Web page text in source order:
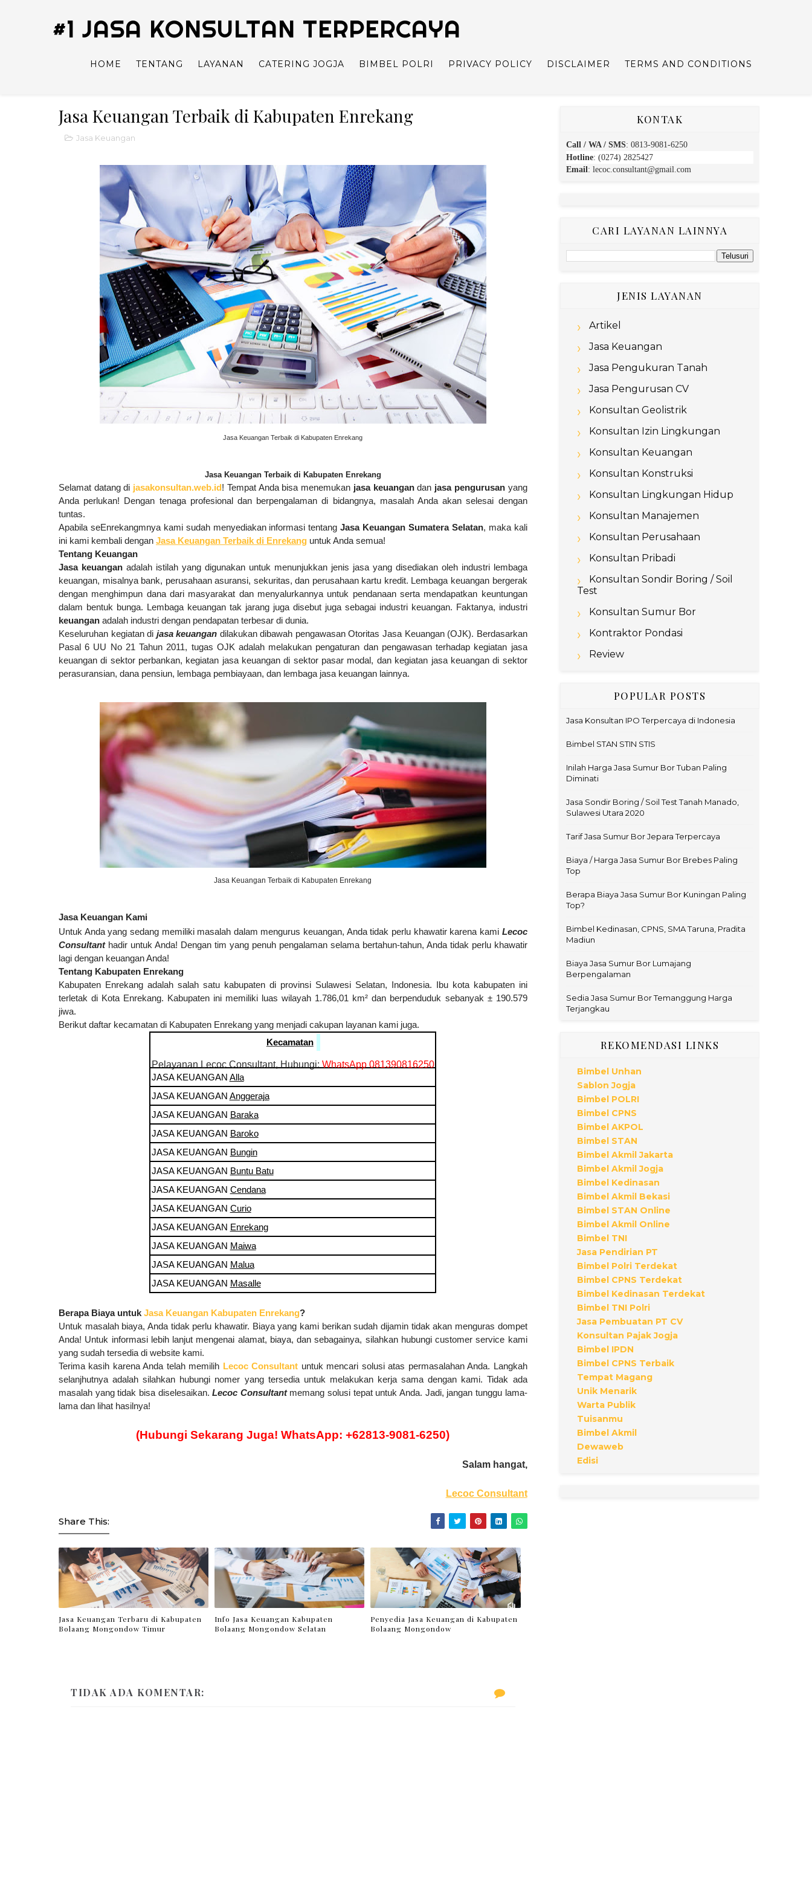
#1 JASA KONSULTAN TERPERCAYA
HOME TENTANG LAYANAN CATERING JOGJA BIMBEL POLRI PRIVACY POLICY DISCLAIMER TERMS AND CONDITIONS
Jasa Keuangan Terbaik di Kabupaten Enrekang
Jasa Keuangan
Jasa Keuangan Terbaik di Kabupaten Enrekang
Jasa Keuangan Terbaik di Kabupaten Enrekang
Selamat datang di jasakonsultan.web.id ! Tempat Anda bisa menemukan jasa keuangandan jasa pengurusanyang
Anda perlukan! Dengan tenaga profesional dan berpengalaman di bidangnya, masalah Anda akan selesai dengan
tuntas.
Apabila seEnrekangmnya kami sudah menyediakan informasi tentangJasa Keuangan Sumatera Selatan, maka kali
ini kami kembali dengan Jasa Keuangan Terbaik di Enrekang untuk Anda semua!
Tentang Keuangan
Jasa keuangan adalah istilah yang digunakan untuk menunjukkan jenis jasa yang disediakan oleh industri lembaga
keuangan, misalnya bank, perusahaan asuransi, sekuritas, dan perusahaan kartu kredit. Lembaga keuangan bergerak
dengan menghimpun dana dari masyarakat dan menyalurkannya untuk pendanaan serta mendapatkan keuntungan
dalam bentuk bunga. Lembaga keuangan tak jarang juga disebut juga sebagai industri keuangan. Faktanya, industri
keuangan adalah industri dengan pendapatan terbesar di dunia.
Keseluruhan kegiatan di jasa keuangan dilakukan dibawah pengawasan Otoritas Jasa Keuangan (OJK). Berdasarkan
Pasal 6 UU No 21 Tahun 2011, tugas OJK adalah melakukan pengaturan dan pengawasan terhadap kegiatan jasa
keuangan di sektor perbankan, kegiatan jasa keuangan di sektor pasar modal, dan kegiatan jasa keuangan di sektor
perasuransian, dana pensiun, lembaga pembiayaan, dan lembaga jasa keuangan lainnya.
Jasa Keuangan Terbaik di Kabupaten Enrekang
Jasa Keuangan Kami
Untuk Anda yang sedang memiliki masalah dalam mengurus keuangan, Anda tidak perlu khawatir karena kami Lecoc
Consultant hadir untuk Anda! Dengan tim yang penuh pengalaman selama bertahun-tahun, Anda tidak perlu khawatir
lagi dengan keuangan Anda!
Tentang Kabupaten Enrekang
Kabupaten Enrekang adalah salah satu kabupaten di provinsi Sulawesi Selatan, Indonesia. Ibu kota kabupaten ini
terletak di Kota Enrekang. Kabupaten ini memiliki luas wilayah 1.786,01 km² dan berpenduduk sebanyak ± 190.579
jiwa.
Berikut daftar kecamatan di Kabupaten Enrekang yang menjadi cakupan layanan kami juga.
Kecamatan
Pelayanan Lecoc Consultant, Hubungi: WhatsApp 081390816250
JASA KEUANGAN Alla
JASA KEUANGAN Anggeraja
JASA KEUANGAN Baraka
JASA KEUANGAN Baroko
JASA KEUANGAN Bungin
JASA KEUANGAN Buntu Batu
JASA KEUANGAN Cendana
JASA KEUANGAN Curio
JASA KEUANGAN Enrekang
JASA KEUANGAN Maiwa
JASA KEUANGAN Malua
JASA KEUANGAN Masalle
Berapa Biaya untuk Jasa Keuangan Kabupaten Enrekang?
Untuk masalah biaya, Anda tidak perlu khawatir. Biaya yang kami berikan sudah dijamin tidak akan menguras dompet
Anda! Untuk informasi lebih lanjut mengenai alamat, biaya, dan sebagainya, silahkan hubungi customer service kami
yang sudah tersedia di website kami.
Terima kasih karena Anda telah memilih Lecoc Consultant untuk mencari solusi atas permasalahan Anda. Langkah
selanjhutnya adalah silahkan hubungi nomer yang tersedia untuk melakukan kerja sama dengan kami. Tidak ada
masalah yang tidak bisa diselesaikan.Lecoc Consultantmemang solusi tepat untuk Anda. Jadi, jangan tunggu lama-
lama dan lihat hasilnya!
(Hubungi Sekarang Juga! WhatsApp: +62813-9081-6250)
Salam hangat,
Lecoc Consultant
Share This:
Jasa Keuangan Terbaru di Kabupaten
Bolaang Mongondow Timur
Info Jasa Keuangan Kabupaten
Bolaang Mongondow Selatan
Penyedia Jasa Keuangan di Kabupaten
Bolaang Mongondow
TIDAK ADA KOMENTAR:
KONTAK
Call / WA / SMS: 0813-9081-6250
Hotline: (0274) 2825427
Email: lecoc.consultant@gmail.com
CARI LAYANAN LAINNYA
JENIS LAYANAN
Artikel
Jasa Keuangan
Jasa Pengukuran Tanah
Jasa Pengurusan CV
Konsultan Geolistrik
Konsultan Izin Lingkungan
Konsultan Keuangan
Konsultan Konstruksi
Konsultan Lingkungan Hidup
Konsultan Manajemen
Konsultan Perusahaan
Konsultan Pribadi
Konsultan Sondir Boring / Soil
Test
Konsultan Sumur Bor
Kontraktor Pondasi
Review
POPULAR POSTS
Jasa Konsultan IPO Terpercaya di Indonesia
Bimbel STAN STIN STIS
Inilah Harga Jasa Sumur Bor Tuban Paling
Diminati
Jasa Sondir Boring / Soil Test Tanah Manado,
Sulawesi Utara 2020
Tarif Jasa Sumur Bor Jepara Terpercaya
Biaya / Harga Jasa Sumur Bor Brebes Paling
Top
Berapa Biaya Jasa Sumur Bor Kuningan Paling
Top?
Bimbel Kedinasan, CPNS, SMA Taruna, Pradita
Madiun
Biaya Jasa Sumur Bor Lumajang
Berpengalaman
Sedia Jasa Sumur Bor Temanggung Harga
Terjangkau
REKOMENDASI LINKS
Bimbel Unhan
Sablon Jogja
Bimbel POLRI
Bimbel CPNS
Bimbel AKPOL
Bimbel STAN
Bimbel Akmil Jakarta
Bimbel Akmil Jogja
Bimbel Kedinasan
Bimbel Akmil Bekasi
Bimbel STAN Online
Bimbel Akmil Online
Bimbel TNI
Jasa Pendirian PT
Bimbel Polri Terdekat
Bimbel CPNS Terdekat
Bimbel Kedinasan Terdekat
Bimbel TNI Polri
Jasa Pembuatan PT CV
Konsultan Pajak Jogja
Bimbel IPDN
Bimbel CPNS Terbaik
Tempat Magang
Unik Menarik
Warta Publik
Tuisanmu
Bimbel Akmil
Dewaweb
Edisi